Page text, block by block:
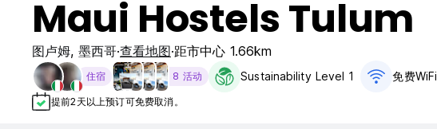
Maui Hostels Tulum
图卢姆, 墨西哥 查看地图 距市中心 1.66km
住宿 8 活动 Sustainability Level 1 免费WiFi
提前2天以上预订可免费取消。